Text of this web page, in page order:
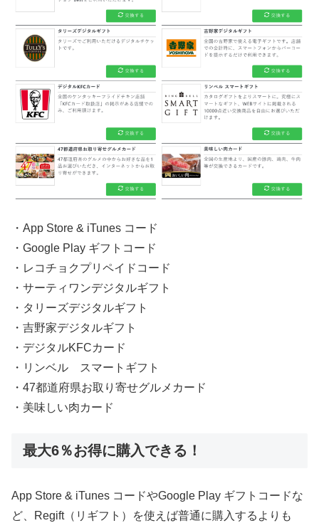
・App Store & iTunes コード
・Google Play ギフトコード
・レコチョクプリペイドコード
・サーティワンデジタルギフト
・タリーズデジタルギフト
・吉野家デジタルギフト
・デジタルKFCカード
・リンベル スマートギフト
・47都道府県お取り寄せグルメカード
・美味しい肉カード
最大6％お得に購入できる！
App Store & iTunes コードやGoogle Play ギフトコードな
ど、Regift（リギフト）を使えば普通に購入するよりも